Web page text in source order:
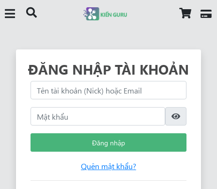
ĐĂNG NHẬP TÀI KHOẢN
Đăng nhập
Quên mật khẩu?